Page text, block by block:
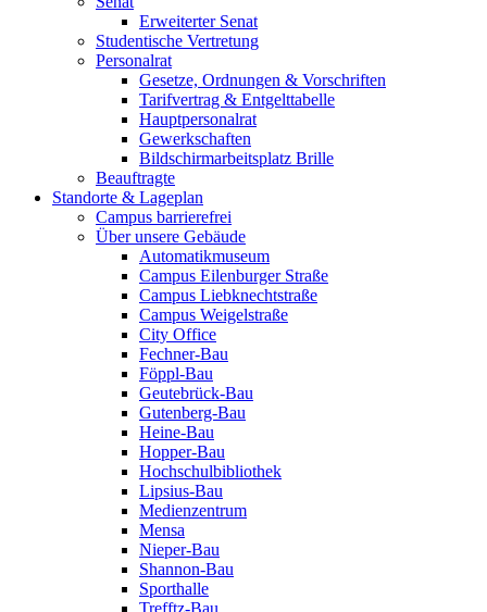
Erweiterter Senat
Studentische Vertretung
Personalrat
Gesetze, Ordnungen & Vorschriften
Tarifvertrag & Entgelttabelle
Hauptpersonalrat
Gewerkschaften
Bildschirmarbeitsplatz Brille
Beauftragte
Standorte & Lageplan
Campus barrierefrei
Über unsere Gebäude
Automatikmuseum
Campus Eilenburger Straße
Campus Liebknechtstraße
Campus Weigelstraße
City Office
Fechner-Bau
Föppl-Bau
Geutebrück-Bau
Gutenberg-Bau
Heine-Bau
Hopper-Bau
Hochschulbibliothek
Lipsius-Bau
Medienzentrum
Mensa
Nieper-Bau
Shannon-Bau
Sporthalle
Trefftz-Bau